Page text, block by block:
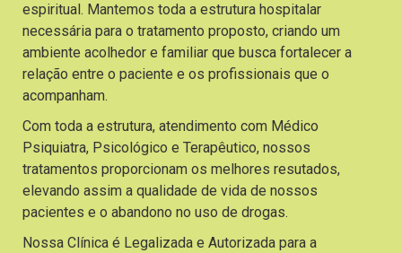
espiritual. Mantemos toda a estrutura hospitalar
necessária para o tratamento proposto, criando um
ambiente acolhedor e familiar que busca fortalecer a
relação entre o paciente e os profissionais que o
acompanham.
Com toda a estrutura, atendimento com Médico
Psiquiatra, Psicológico e Terapêutico, nossos
tratamentos proporcionam os melhores resutados,
elevando assim a qualidade de vida de nossos
pacientes e o abandono no uso de drogas.
Nossa Clínica é Legalizada e Autorizada para a